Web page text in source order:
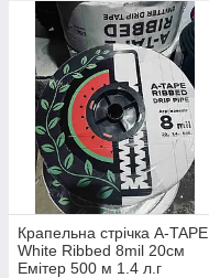
Крапельна стрічка A-TAPE
White Ribbed 8mil 20см
Емітер 500 м 1.4 л.г